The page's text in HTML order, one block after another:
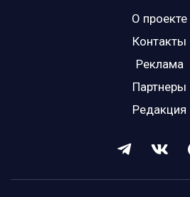
О проекте
Контакты
Реклама
Партнеры
Редакция